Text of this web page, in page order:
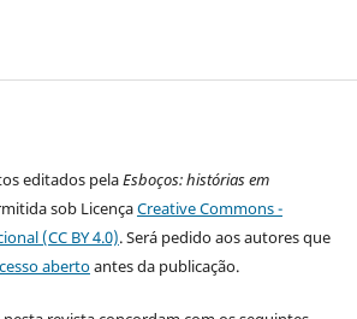
editados pelaEsboços: histórias em
sob LicençaCreative Commons -
(CC BY 4.0). Será pedido aos autores que
abertoantes da publicação.